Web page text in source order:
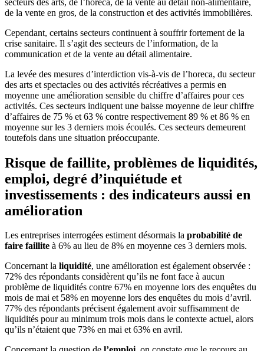
de la vente en gros, de la construction et des activités immobilières.
Cependant, certains secteurs continuent à souffrir fortement de la
crise sanitaire. Il s’agit des secteurs de l’information, de la
communication et de la vente au détail alimentaire.
La levée des mesures d’interdiction vis-à-vis de l’horeca, du secteur
des arts et spectacles ou des activités récréatives a permis en
moyenne une amélioration sensible du chiffre d’affaires pour ces
activités. Ces secteurs indiquent une baisse moyenne de leur chiffre
d’affaires de 75 % et 63 % contre respectivement 89 % et 86 % en
moyenne sur les 3 derniers mois écoulés. Ces secteurs demeurent
toutefois dans une situation préoccupante.
Risque de faillite, problèmes de liquidités,
emploi, degré d’inquiétude et
investissements : des indicateurs aussi en
amélioration
Les entreprises interrogées estiment désormais la probabilité de
faire faillite à 6% au lieu de 8% en moyenne ces 3 derniers mois.
Concernant la liquidité, une amélioration est également observée :
72% des répondants considèrent qu’ils ne font face à aucun
problème de liquidités contre 67% en moyenne lors des enquêtes du
mois de mai et 58% en moyenne lors des enquêtes du mois d’avril.
77% des répondants précisent également avoir suffisamment de
liquidités pour au minimum trois mois dans le contexte actuel, alors
qu’ils n’étaient que 73% en mai et 63% en avril.